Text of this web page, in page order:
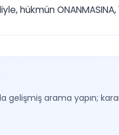
hükmün
gelişmiş arama yapın;